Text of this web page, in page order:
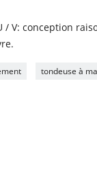
/ V: conception
tondeuse à